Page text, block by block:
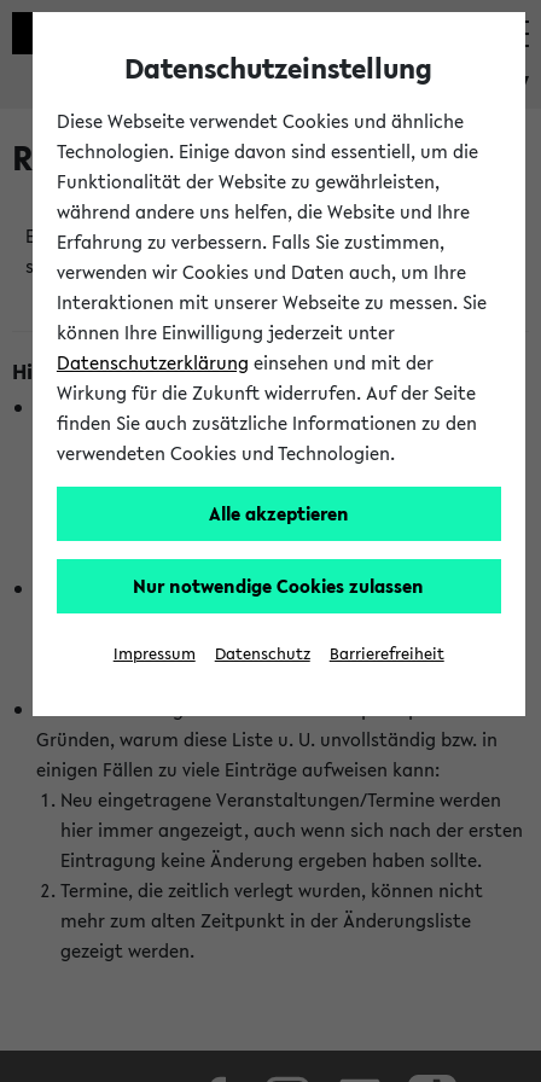
eKVV
Raumänderungen
Es wurden keine Raumänderungen an jetzt
stattfindenden Veranstaltungen gefunden!
Hinweise zur Liste der Raumänderungen
In dieser Liste werden nur Veranstaltungstermine
berücksichtigt, die gerade oder innerhalb der nächsten 2
Stunden stattfinden. Berücksichtigt werden nur Termine,
wurden. Die Anzeige ist semesterübergreifend und nicht
abhängig vom im eKVV gewählten Semester.
Die hier gezeigte Liste von Raumänderungen kann nur
vollständig sein, wenn den Fakultäten von den Lehrenden
die Änderungen zeitnah mitgeteilt und diese Änderungen
Gründen, warum diese Liste u. U. unvollständig bzw. in
einigen Fällen zu viele Einträge aufweisen kann:
Neu eingetragene Veranstaltungen/Termine werden
hier immer angezeigt, auch wenn sich nach der ersten
Eintragung keine Änderung ergeben haben sollte.
Termine, die zeitlich verlegt wurden, können nicht
mehr zum alten Zeitpunkt in der Änderungsliste
gezeigt werden.
Datenschutzeinstellung
Diese Webseite verwendet Cookies und ähnliche
Technologien. Einige davon sind essentiell, um die
Funktionalität der Website zu gewährleisten,
während andere uns helfen, die Website und Ihre
Erfahrung zu verbessern. Falls Sie zustimmen,
verwenden wir Cookies und Daten auch, um Ihre
Interaktionen mit unserer Webseite zu messen. Sie
können Ihre Einwilligung jederzeit unter
Datenschutzerklärung einsehen und mit der
Wirkung für die Zukunft widerrufen. Auf der Seite
finden Sie auch zusätzliche Informationen zu den
verwendeten Cookies und Technologien.
Alle akzeptieren
Nur notwendige Cookies zulassen
Impressum Datenschutz Barrierefreiheit